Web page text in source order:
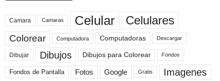
Camara Camaras Celular Celulares
Colorear Computadora Computadoras Descargar
Dibujar Dibujos Dibujos para Colorear Fondos
Fondos de Pantalla Fotos Google Gratis Imagenes